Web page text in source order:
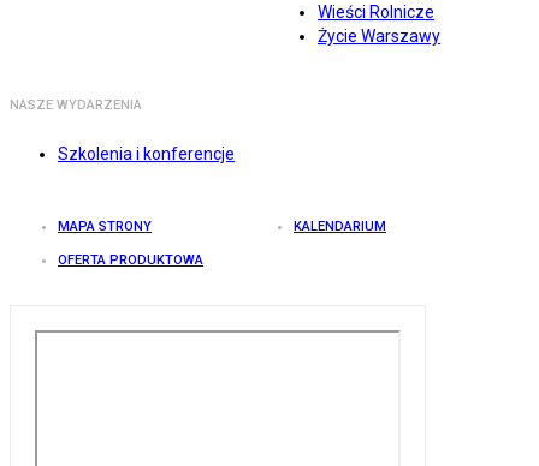
Wieści Rolnicze
Życie Warszawy
NASZE WYDARZENIA
Szkolenia i konferencje
MAPA STRONY KALENDARIUM
OFERTA PRODUKTOWA